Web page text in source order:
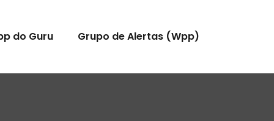
do Guru Grupo de Alertas (Wpp)